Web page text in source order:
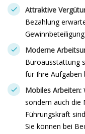
Attraktive
Bezahlung
Moderne
Büroausstattung
für Ihre Aufgaben
Mobiles Arbeiten:
sondern auch die
Führungskraft
Sie können bei